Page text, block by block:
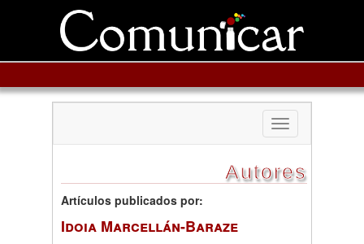
Toggle
navigation
Autores
Artículos publicados por:
Idoia Marcellán-Baraze